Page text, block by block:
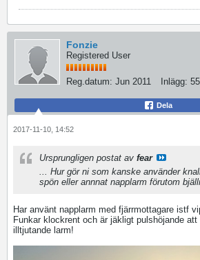
Fonzie
Registered User
Reg.datum: Jun 2011 Inlägg:
Dela
2017-11-10, 14:52
Ursprungligen postat av fear
... Hur gör ni som kanske använder
spön eller annnat napplarm förutom
Har använt napplarm med fjärrmottagare istf
Funkar klockrent och är jäkligt pulshöjande
illtjutande larm!